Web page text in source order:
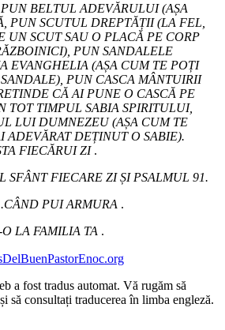
BELTUL ADEVĂRULUI (AȘA
PUN SCUTUL DREPTĂȚII (LA FEL,
UN SCUT SAU O PLACĂ PE CORP
PUN SANDALELE
EVANGHELIA (AȘA CUM TE POȚI
PUN CASCA MÂNTUIRII
CĂ AI PUNE O CASCĂ PE
TOT TIMPUL SABIA SPIRITULUI,
LUI DUMNEZEU (AȘA CUM TE
ADEVĂRAT DEȚINUT O SABIE).
FIECĂRUI ZI .
SFÂNT FIECARE ZI ȘI PSALMUL 91.
PUI ARMURA .
LA FAMILIA TA .
a fost tradus automat. Vă rugăm să
să consultați traducerea în limba engleză.